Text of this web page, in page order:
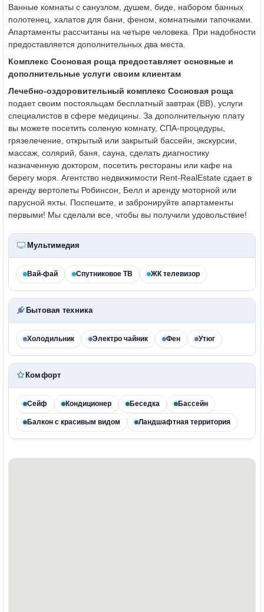
Ванные комнаты с санузлом, душем, биде, набором банных
полотенец, халатов для бани, феном, комнатными тапочками.
Апартаменты рассчитаны на четыре человека. При надобности
предоставляется дополнительных два места.
Комплекс Сосновая роща предоставляет основные и
дополнительные услуги своим клиентам
Лечебно-оздоровительный комплекс Сосновая роща
подает своим постояльцам бесплатный завтрак (ВВ), услуги
специалистов в сфере медицины. За дополнительную плату
вы можете посетить соленую комнату, СПА-процедуры,
грязелечение, открытый или закрытый бассейн, экскурсии,
массаж, солярий, баня, сауна, сделать диагностику
назначенную доктором, посетить рестораны или кафе на
берегу моря. Агентство недвижимости Rent-RealEstate сдает в
аренду вертолеты Робинсон, Белл и аренду моторной или
парусной яхты. Поспешите, и забронируйте апартаменты
первыми! Мы сделали все, чтобы вы получили удовольствие!
Мультимедия
Вай-фай Спутниковое ТВ ЖК телевизор
Бытовая техника
Холодильник Электро чайник Фен Утюг
Комфорт
Сейф Кондиционер Беседка Бассейн
Балкон с красивым видом Ландшафтная территория